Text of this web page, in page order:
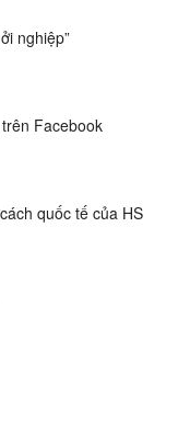
nghiệp”
Facebook
quốc tế của HS